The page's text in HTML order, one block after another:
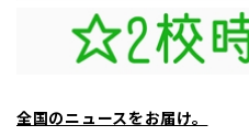
全国のニュースをお届け。